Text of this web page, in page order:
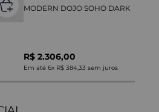
MODERN DOJO SOHO DARK
R$ 2.306,00
Em até 6x R$ 384,33 sem juros